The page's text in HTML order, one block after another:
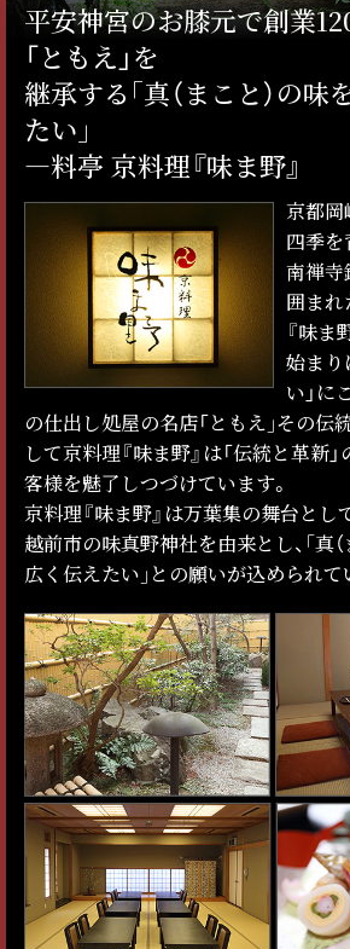
平安神宮のお膝元で創業
「ともえ」を
継承する｢真（まこと）の味
たい｣
―料亭 京料理『味ま野』
京都岡
四季を
南禅寺
囲ま
『味ま
始まり
い」に
の仕出し処屋の名店「ともえ｣その伝
して京料理『味ま野』は「伝統と革新
客様を魅了しつづけています。
京料理『味ま野』は万葉集の舞台と
越前市の味真野神社を由来とし、｢真
広く伝えたい｣との願いが込められて